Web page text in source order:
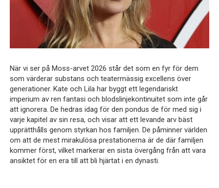
När vi ser på Moss-arvet 2026 står det som en fyr för dem
som värderar substans och teatermässig excellens över
generationer. Kate och Lila har byggt ett legendariskt
imperium av ren fantasi och blodslinjekontinuitet som inte går
att ignorera. De hedras idag för den pondus de för med sig i
varje kapitel av sin resa, och visar att ett levande arv bäst
upprätthålls genom styrkan hos familjen. De påminner världen
om att de mest mirakulösa prestationerna är de där familjen
kommer först, vilket markerar en sista övergång från att vara
ansiktet för en era till att bli hjärtat i en dynasti.